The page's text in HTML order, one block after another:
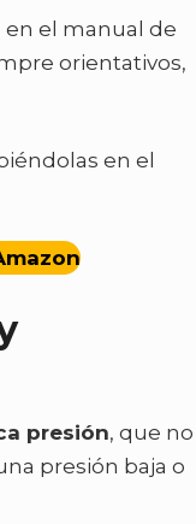
en el manual de
orientativos,
en el
presión, que no
presión baja o